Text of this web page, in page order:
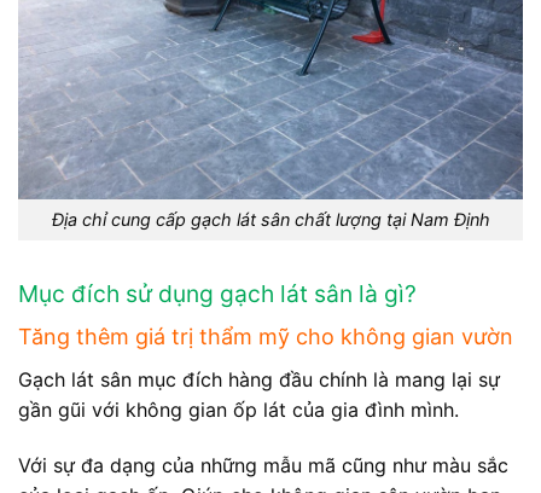
Địa chỉ cung cấp gạch lát sân chất lượng tại Nam Định
Mục đích sử dụng gạch lát sân là gì?
Tăng thêm giá trị thẩm mỹ cho không gian vườn
Gạch lát sân mục đích hàng đầu chính là mang lại sự
gần gũi với không gian ốp lát của gia đình mình.
Với sự đa dạng của những mẫu mã cũng như màu sắc